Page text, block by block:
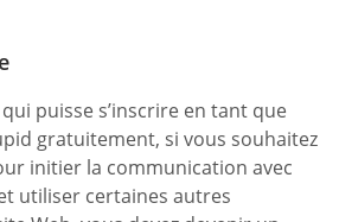
puisse s’inscrire en tant que
gratuitement, si vous souhaitez
initier la communication avec
utiliser certaines autres